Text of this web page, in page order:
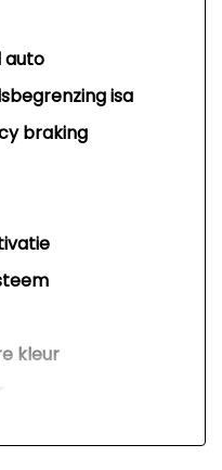
auto
isa
braking
kleur